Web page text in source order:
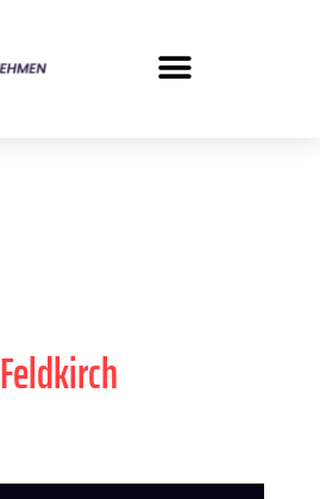
Feldkirch